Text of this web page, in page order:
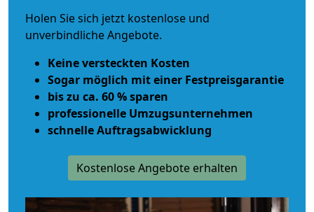
Holen Sie sich jetzt kostenlose und
unverbindliche Angebote.
Keine versteckten Kosten
Sogar möglich mit einer Festpreisgarantie
bis zu ca. 60 % sparen
professionelle Umzugsunternehmen
schnelle Auftragsabwicklung
Kostenlose Angebote erhalten